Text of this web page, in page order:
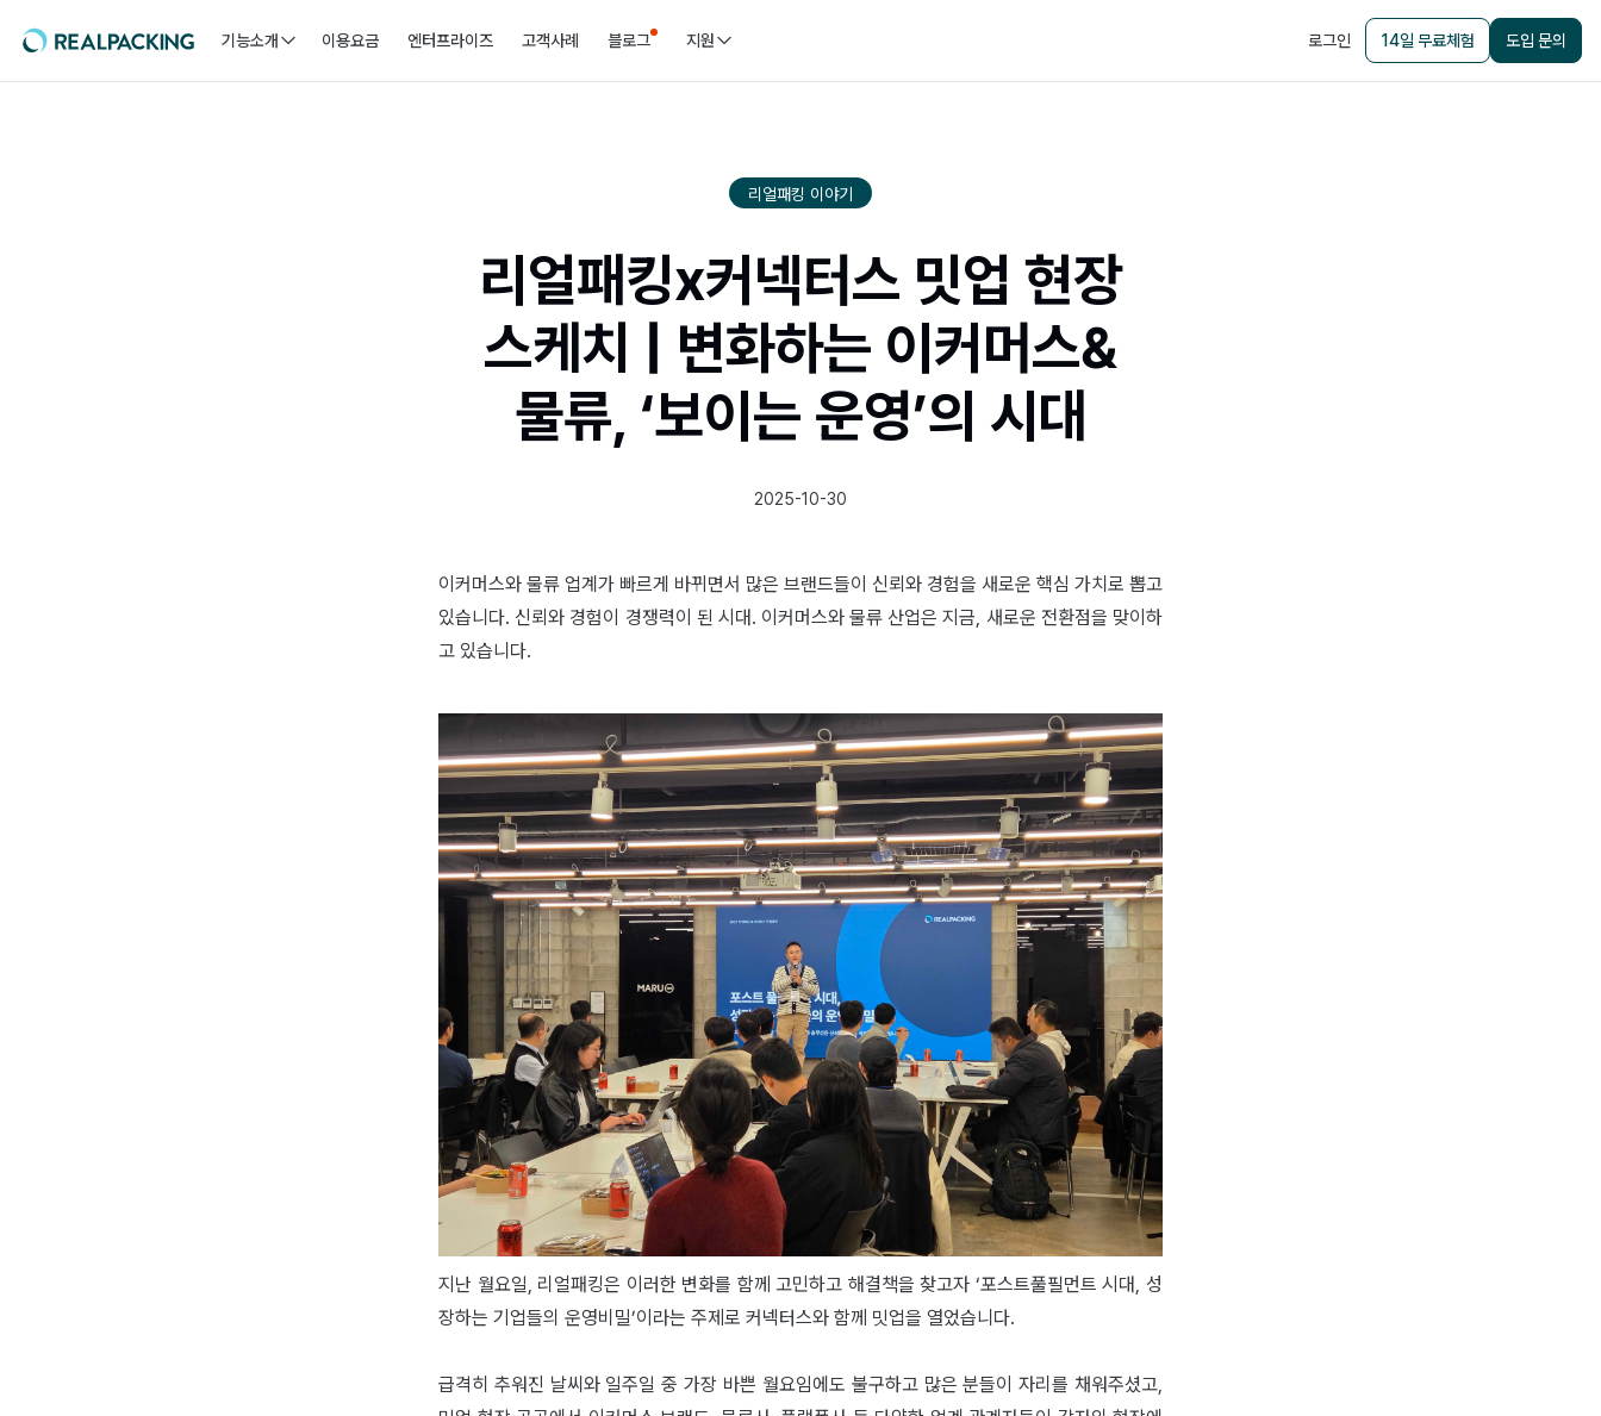
기능소개 이용요금 엔터프라이즈 고객사례 블로그 지원 로그인 14일 무료체험 도입 문의
리얼패킹 이야기
리얼패킹x커넥터스 밋업 현장
스케치 | 변화하는 이커머스&
물류, ‘보이는 운영’의 시대
2025-10-30
이커머스와 물류 업계가 빠르게 바뀌면서 많은 브랜드들이 신뢰와 경험을 새로운 핵심 가치로 뽑고
있습니다. 신뢰와 경험이 경쟁력이 된 시대. 이커머스와 물류 산업은 지금, 새로운 전환점을 맞이하
고 있습니다.
지난 월요일, 리얼패킹은 이러한 변화를 함께 고민하고 해결책을 찾고자 ‘포스트풀필먼트 시대, 성
장하는 기업들의 운영비밀’이라는 주제로 커넥터스와 함께 밋업을 열었습니다.
급격히 추워진 날씨와 일주일 중 가장 바쁜 월요임에도 불구하고 많은 분들이 자리를 채워주셨고,